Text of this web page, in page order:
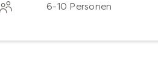
6-10 Personen